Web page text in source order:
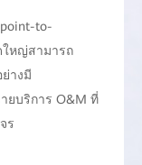
to-
ใหญ่สามารถ
างมี
ยบริการ O&M ที่
ร